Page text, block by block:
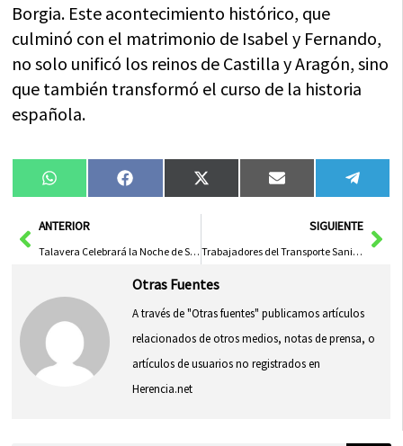
Borgia. Este acontecimiento histórico, que
culminó con el matrimonio de Isabel y Fernando,
no solo unificó los reinos de Castilla y Aragón, sino
que también transformó el curso de la historia
española.
Compartir
en
WhatsAppCompartir
en
FacebookCompartir
en
X
(Twitter)
Compartir
en
Email
en
AntANTERIOR
Talavera Celebrará la Noche de San Juan con Música y Festividades en el Parque Joaquín Benito de Lucas
SIGUIENTE
Trabajadores del Transporte Sanitario Anuncian Huelga a la Espera de Respuesta de Sescam y Patronal
Otras Fuentes
A través de "Otras fuentes" publicamos artículos
relacionados de otros medios, notas de prensa, o
artículos de usuarios no registrados en
Herencia.net